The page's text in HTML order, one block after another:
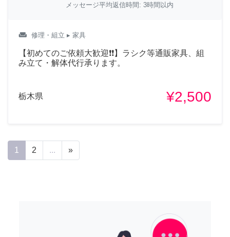
メッセージ平均返信時間: 3時間以内
weekend 修理・組立 ▸ 家具
【初めてのご依頼大歓迎❗❗】ラシク等通販家具、組
み立て・解体代行承ります。
栃木県 ¥2,500
1 2 ... »